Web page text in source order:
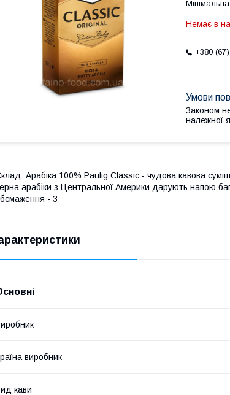
Немає в
+380
Законом
належної
Арабіка 100% Paulig Classic - чудова кавова
арабіки з Центральної Америки дарують напою
- 3
виробник
кави